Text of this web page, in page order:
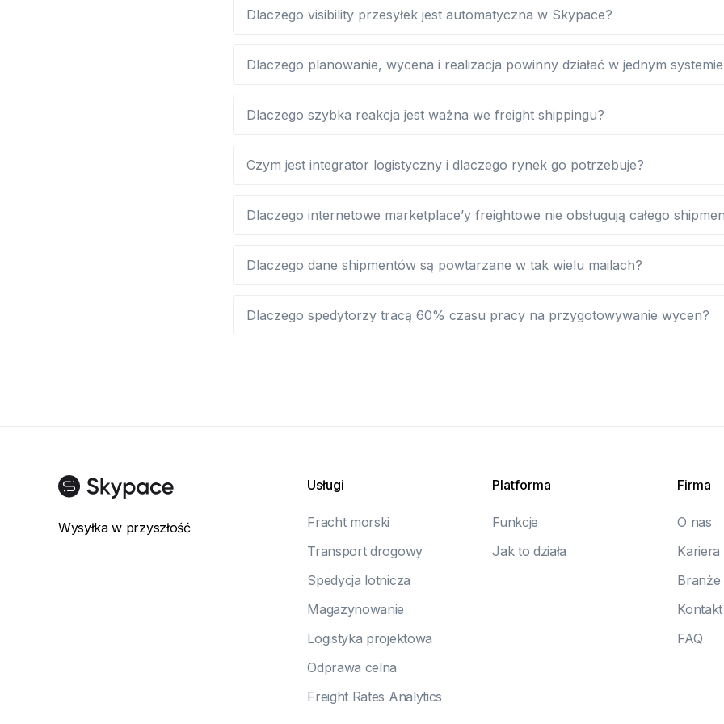
Dlaczego visibility przesyłek jest automatyczna w Skypace?
Dlaczego planowanie, wycena i realizacja powinny działać w jednym
Dlaczego szybka reakcja jest ważna we freight shippingu?
Czym jest integrator logistyczny i dlaczego rynek go potrzebuje?
Dlaczego internetowe marketplace’y freightowe nie obsługują całego
Dlaczego dane shipmentów są powtarzane w tak wielu mailach?
Dlaczego spedytorzy tracą 60% czasu pracy na przygotowywanie wycen?
Wysyłka w przyszłość
Usługi
Fracht morski
Transport drogowy
Spedycja lotnicza
Magazynowanie
Logistyka projektowa
Odprawa celna
Freight Rates Analytics
Platforma
Funkcje
Jak to działa
Firma
O nas
Kariera
Branże
Kontakt
FAQ